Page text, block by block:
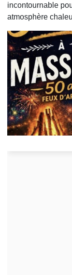
incontournable
atmosphère